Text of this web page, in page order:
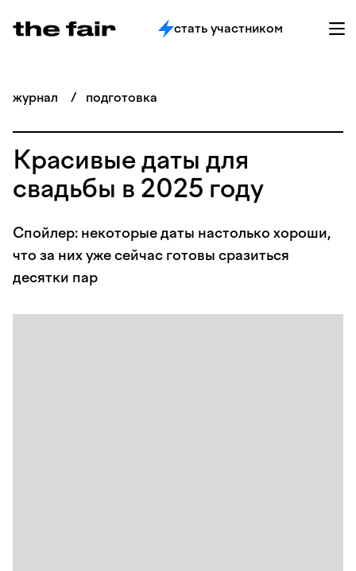
стать участником
журнал / подготовка
Красивые даты для
свадьбы в 2025 году
Спойлер: некоторые даты настолько хороши,
что за них уже сейчас готовы сразиться
десятки пар